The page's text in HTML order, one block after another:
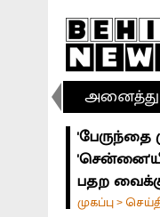
'பேருந்தை
பதற
முகப்பு >